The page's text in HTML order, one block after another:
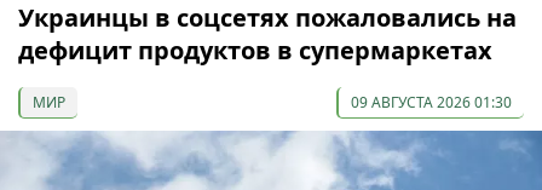
Украинцы в соцсетях пожаловались на
дефицит продуктов в супермаркетах
МИР 09 АВГУСТА 2026 01:30